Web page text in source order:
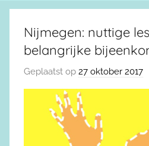
Nijmegen: nuttige
belangrijke
Geplaatst op 27 oktober 2017